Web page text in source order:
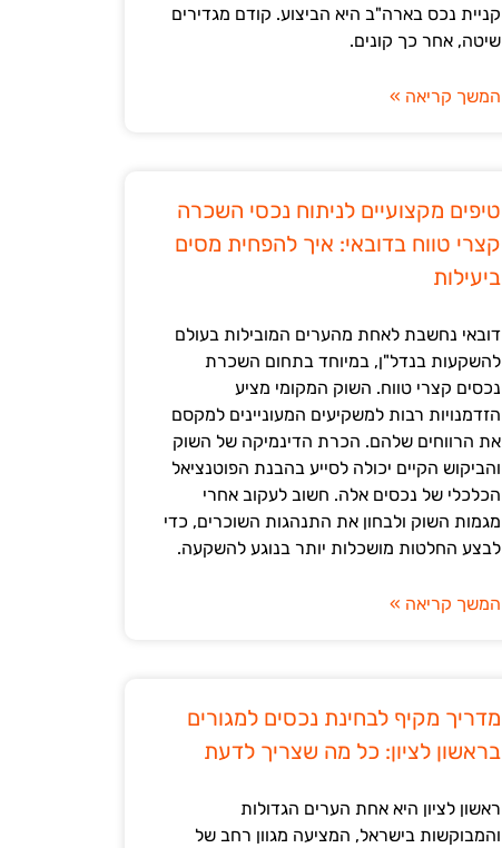
קניית נכס בארה"ב היא הביצוע. קודם מגדירים
שיטה, אחר כך קונים.
המשך קריאה »
טיפים מקצועיים לניתוח נכסי השכרה
קצרי טווח בדובאי: איך להפחית מסים
ביעילות
דובאי נחשבת לאחת מהערים המובילות בעולם
להשקעות בנדל"ן, במיוחד בתחום השכרת
נכסים קצרי טווח. השוק המקומי מציע
הזדמנויות רבות למשקיעים המעוניינים למקסם
את הרווחים שלהם. הכרת הדינמיקה של השוק
והביקוש הקיים יכולה לסייע בהבנת הפוטנציאל
הכלכלי של נכסים אלה. חשוב לעקוב אחרי
מגמות השוק ולבחון את התנהגות השוכרים, כדי
לבצע החלטות מושכלות יותר בנוגע להשקעה.
המשך קריאה »
מדריך מקיף לבחינת נכסים למגורים
בראשון לציון: כל מה שצריך לדעת
ראשון לציון היא אחת הערים הגדולות
והמבוקשות בישראל, המציעה מגוון רחב של